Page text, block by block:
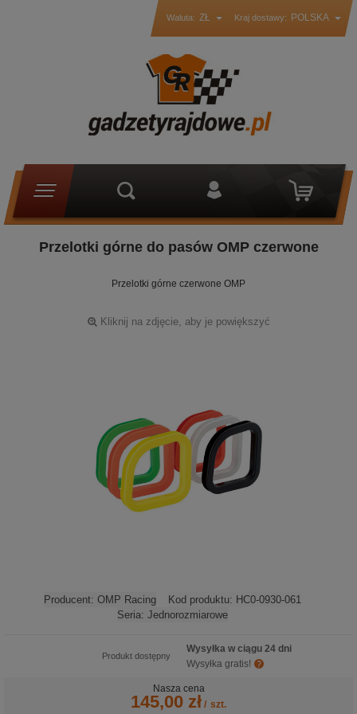
Waluta: ZŁ Kraj dostawy: POLSKA
Przelotki górne do pasów OMP czerwone
Przelotki górne czerwone OMP
Kliknij na zdjęcie, aby je powiększyć
Producent: OMP Racing Kod produktu: HC0-0930-061
Seria: Jednorozmiarowe
Produkt dostępny
Wysyłka w ciągu 24 dni
Wysyłka gratis!
Nasza cena
145,00 zł / szt.